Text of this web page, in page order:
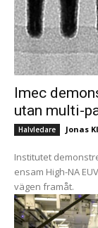
Imec
utan multi-
Halvledare Jonas
Institutet
ensam High-NA
vägen framåt.